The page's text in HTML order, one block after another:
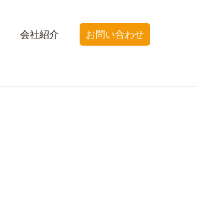
会社紹介 お問い合わせ